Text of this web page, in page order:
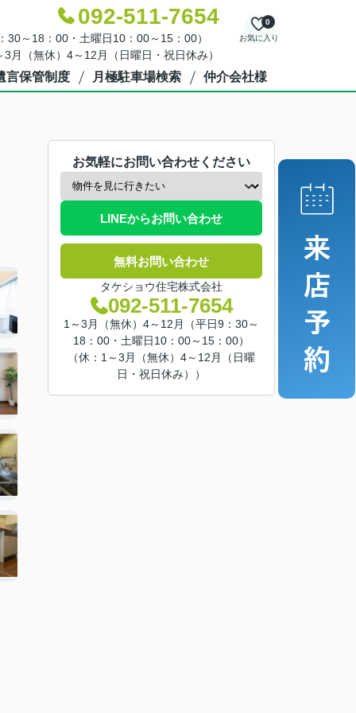
092-511-7654
30～18：00・土曜日10：00～15：00）
3月（無休）4～12月（日曜日・祝日休み）
お気に入り
0
言保管制度 月極駐車場検索 仲介会社様
お気軽にお問い合わせください
LINEからお問い合わせ
無料お問い合わせ
タケショウ住宅株式会社
092-511-7654
1～3月（無休）4～12月（平日9：30～
18：00・土曜日10：00～15：00）
（休：1～3月（無休）4～12月（日曜
日・祝日休み））